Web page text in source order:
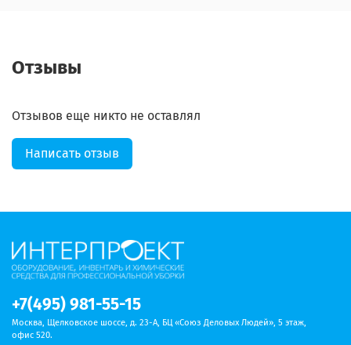
Отзывы
Отзывов еще никто не оставлял
Написать отзыв
+7(495) 981-55-15
Москва, Щелковское шоссе, д. 23-А, БЦ «Союз Деловых Людей», 5 этаж,
офис 520.